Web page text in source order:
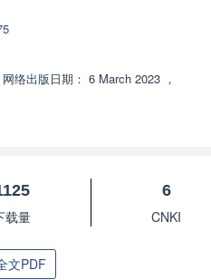
网络出版日期： 6 March 2023 ，
载量
6
CNKI
文PDF